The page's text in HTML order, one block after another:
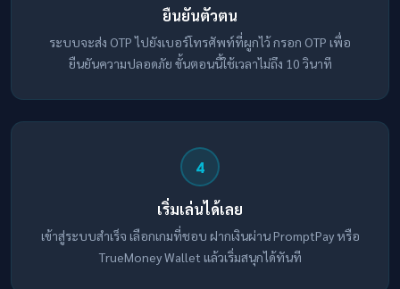
ยืนยันตัวตน
ระบบจะส่ง OTP ไปยังเบอร์โทรศัพท์ที่ผูกไว้ กรอก OTP เพื่อ
ยืนยันความปลอดภัย ขั้นตอนนี้ใช้เวลาไม่ถึง 10 วินาที
4
เริ่มเล่นได้เลย
เข้าสู่ระบบสำเร็จ เลือกเกมที่ชอบ ฝากเงินผ่าน PromptPay หรือ
TrueMoney Wallet แล้วเริ่มสนุกได้ทันที